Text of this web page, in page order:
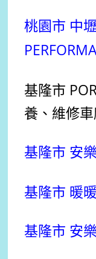
桃園市 中
基隆市
養、維修
基隆市 安
基隆市 暖
基隆市 安